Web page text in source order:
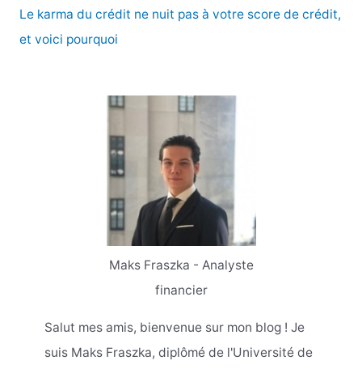
Le karma du crédit ne nuit pas à votre score de crédit,
et voici pourquoi
Maks Fraszka - Analyste
financier
Salut mes amis, bienvenue sur mon blog ! Je
suis Maks Fraszka, diplômé de l'Université de